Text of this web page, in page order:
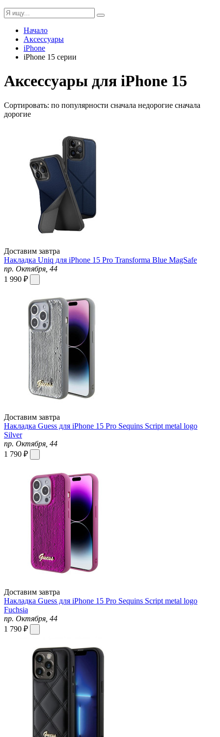
Начало
Аксессуары
iPhone
iPhone 15 серии
Аксессуары для iPhone 15
Сортировать: по популярности сначала недорогие сначала
дорогие
Доставим завтра
Накладка Uniq для iPhone 15 Pro Transforma Blue MagSafe
пр. Октября, 44
1 990 ₽
Доставим завтра
Накладка Guess для iPhone 15 Pro Sequins Script metal logo
Silver
пр. Октября, 44
1 790 ₽
Доставим завтра
Накладка Guess для iPhone 15 Pro Sequins Script metal logo
Fuchsia
пр. Октября, 44
1 790 ₽